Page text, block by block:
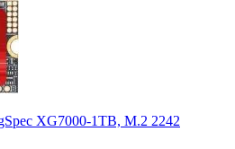
XG7000-1TB, M.2 2242